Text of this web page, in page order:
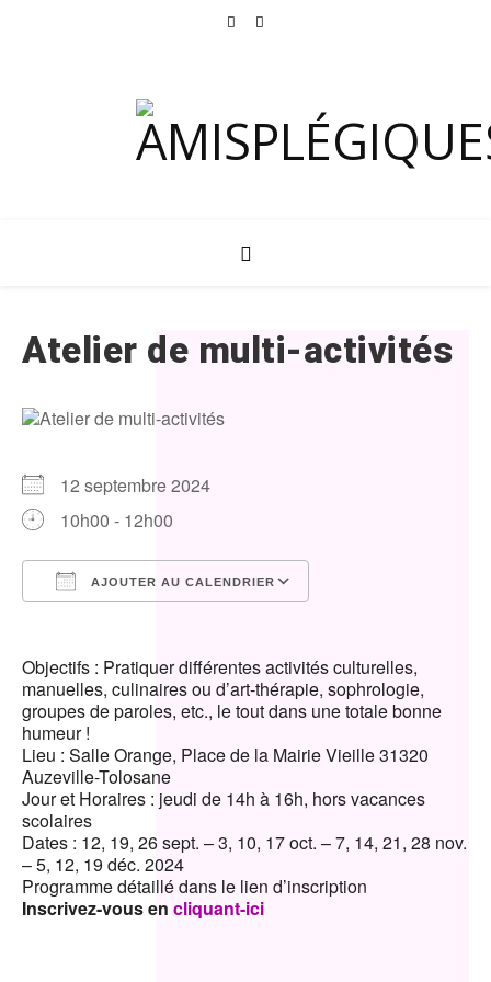
Atelier de multi-activités
12 septembre 2024
10h00 - 12h00
AJOUTER AU CALENDRIER
Objectifs : Pratiquer différentes activités culturelles,
manuelles, culinaires ou d’art-thérapie, sophrologie,
groupes de paroles, etc., le tout dans une totale bonne
humeur !
Lieu : Salle Orange, Place de la Mairie Vieille 31320
Auzeville-Tolosane
Jour et Horaires : jeudi de 14h à 16h, hors vacances
scolaires
Dates : 12, 19, 26 sept. – 3, 10, 17 oct. – 7, 14, 21, 28 nov.
– 5, 12, 19 déc. 2024
Programme détaillé dans le lien d’inscription
Inscrivez-vous en cliquant-ici